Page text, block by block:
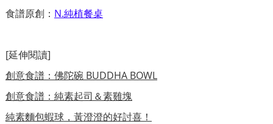
食譜原創： N.純植餐桌
[延伸閱讀]
創意食譜：佛陀碗 BUDDHA BOWL
創意食譜：純素起司＆素雞塊
純素麵包蝦球，黃澄澄的好討喜！